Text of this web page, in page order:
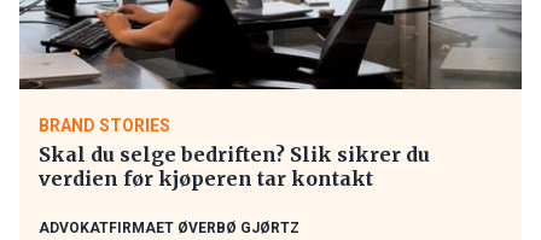
BRAND STORIES
Skal du selge bedriften? Slik sikrer du
verdien før kjøperen tar kontakt
ADVOKATFIRMAET ØVERBØ GJØRTZ